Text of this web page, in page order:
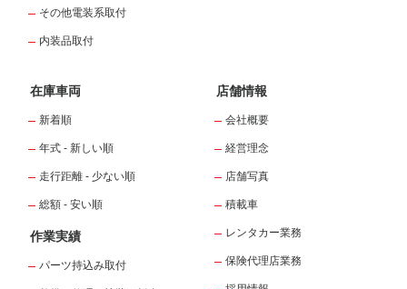
その他電装系取付
内装品取付
在庫車両
新着順
年式 - 新しい順
走行距離 - 少ない順
総額 - 安い順
作業実績
パーツ持込み取付
店舗情報
会社概要
経営理念
店舗写真
積載車
レンタカー業務
保険代理店業務